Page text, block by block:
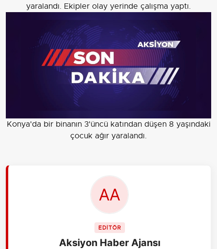
yaralandı. Ekipler olay yerinde çalışma yaptı.
Konya'da bir binanın 3'üncü katından düşen 8 yaşındaki
çocuk ağır yaralandı.
EDİTÖR
Aksiyon Haber Ajansı